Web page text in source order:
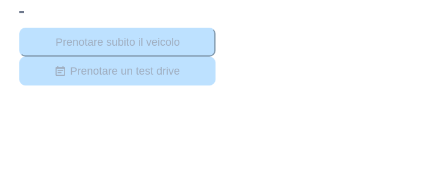
Prenotare subito il veicolo
Prenotare un test drive